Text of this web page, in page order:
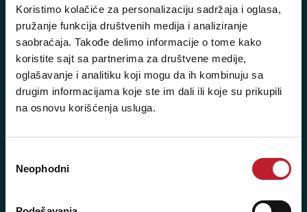
Koristimo kolačiće za personalizaciju sadržaja i oglasa,
pružanje funkcija društvenih medija i analiziranje
saobraćaja. Takođe delimo informacije o tome kako
koristite sajt sa partnerima za društvene medije,
oglašavanje i analitiku koji mogu da ih kombinuju sa
drugim informacijama koje ste im dali ili koje su prikupili
na osnovu korišćenja usluga.
сагласности
Neophodni
Šifra djelatnosti: 46.19
Posredovanje u trgovini raznovrsnim proizvodima
Matični broj: 11091369
PDV: 403444110009
JIB: 4403444110009
NAŠE PRODAVNICE
Bijeljina - Njegoševa 16
Telefoni: